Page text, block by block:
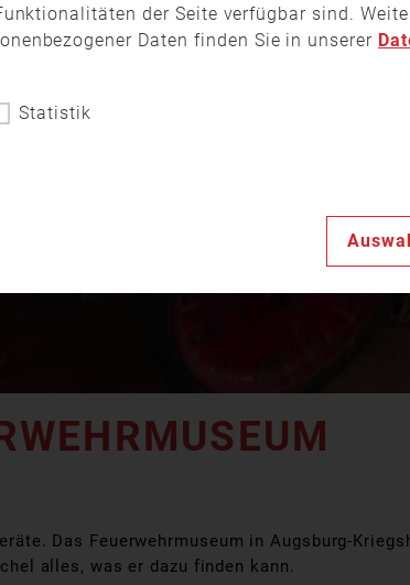
Das Feuerwehrmuseum in Augsburg-
alles, was er dazu finden kann.
der Seite verfügbar sind.
Daten finden Sie in unserer
Statistik